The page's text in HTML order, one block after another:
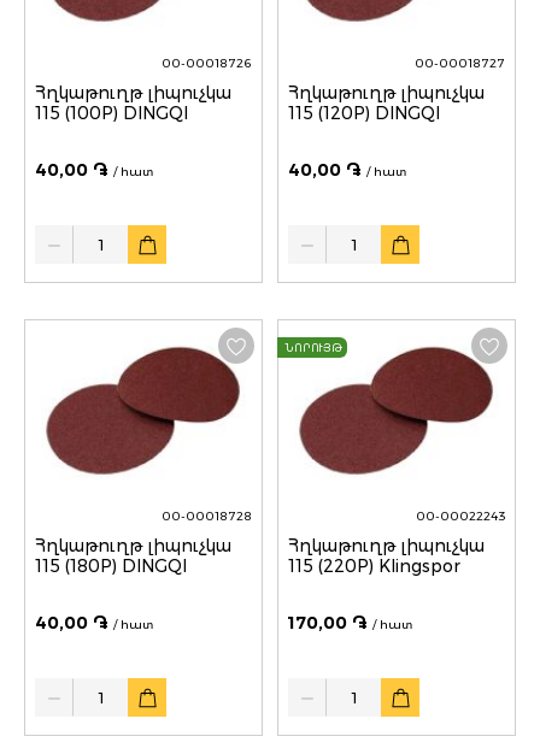
00-00018726
Հղկաթուղթ լիպուչկա
115 (100P) DINGQI
40,00 ֏ / հատ
Quantity
00-00018727
Հղկաթուղթ լիպուչկա
115 (120P) DINGQI
40,00 ֏ / հատ
Quantity
00-00018728
Հղկաթուղթ լիպուչկա
115 (180P) DINGQI
40,00 ֏ / հատ
ՆՈՐՈՒՅԹ
00-00022243
Հղկաթուղթ լիպուչկա
115 (220P) Klingspor
170,00 ֏ / հատ